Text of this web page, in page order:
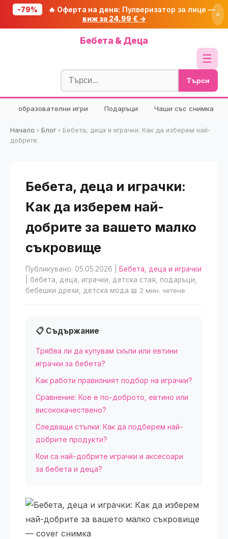
-79% 🔥 Оферта на деня: Пулверизатор за лице —
виж за 24.99 € →
×
Бебета & Деца
☰
Блог
🧮 Калкулатори
🔍 Намери продукт
🎁 Подарък
Търси
образователни игри Подаръци Чаши със снимка
Начало › Блог› Бебета, деца и играчки: Как да изберем най-
добрите
Бебета, деца и играчки:
Как да изберем най-
добрите за вашето малко
съкровище
Публикувано: 05.05.2026
Бебета, деца и играчки
| бебета, деца, играчки, детска стая, подаръци,
бебешки дрехи, детска мода 📖 2 мин. четене
📋 Съдържание
Трябва ли да купувам скъпи или евтини
играчки за бебета?
Как работи правилният подбор на играчки?
Сравнение: Кое е по-доброто, евтино или
висококачествено?
Следващи стъпки: Как да подберем най-
добрите продукти?
Кои са най-добрите играчки и аксесоари
за бебета и деца?